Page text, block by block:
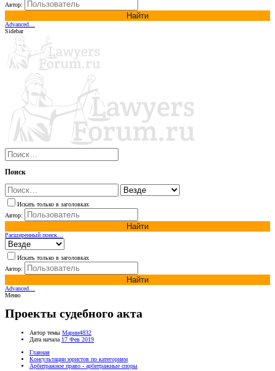
Автор:
Найти
Advanced…
Sidebar
Поиск
Искать только в заголовках
Автор:
Найти
Расширенный поиск…
Искать только в заголовках
Автор:
Найти
Advanced…
Меню
Проекты судебного акта
Автор темы Марин4832
Дата начала 17 Фев 2019
Главная
Консультации юристов по категориям
Арбитражное право - арбитражные споры